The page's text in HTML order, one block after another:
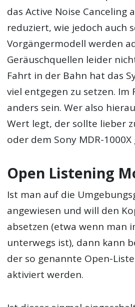
das Active Noise Canceling
reduziert, wie jedoch auch
Vorgängermodell werden
Geräuschquellen leider
Fahrt in der Bahn hat das
viel entgegen zu setzen. Im
anders sein. Wer also
Wert legt, der sollte lieber
oder dem Sony MDR-
Open Listening
Ist man auf die
angewiesen und will den
absetzen (etwa wenn man
unterwegs ist), dann kann
der so genannte Open-
aktiviert werden.